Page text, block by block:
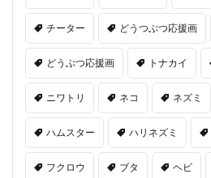
チーター どうつぶつ応援画
どうぶつ応援画 トナカイ
ニワトリ ネコ ネズミ
ハムスター ハリネズミ
フクロウ ブタ ヘビ